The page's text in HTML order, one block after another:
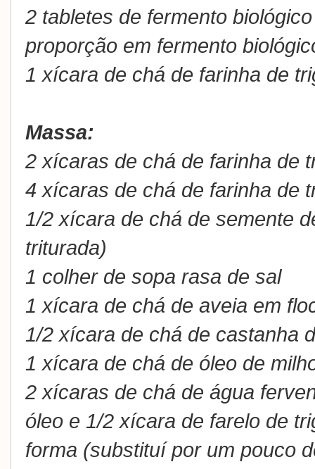
2 tabletes de fermento
proporção em fermento
1 xícara de chá de farinha de
Massa:
2 xícaras de chá de farinha de
4 xícaras de chá de farinha de
1/2 xícara de chá de semente
triturada)
1 colher de sopa rasa de sal
1 xícara de chá de aveia em
1/2 xícara de chá de castanha
1 xícara de chá de óleo de
2 xícaras de chá de água
óleo e 1/2 xícara de farelo de
forma (substituí por um pouco